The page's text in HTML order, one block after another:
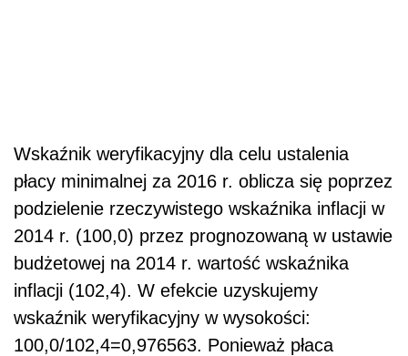
Wskaźnik weryfikacyjny dla celu ustalenia
płacy minimalnej za 2016 r. oblicza się poprzez
podzielenie rzeczywistego wskaźnika inflacji w
2014 r. (100,0) przez prognozowaną w ustawie
budżetowej na 2014 r. wartość wskaźnika
inflacji (102,4). W efekcie uzyskujemy
wskaźnik weryfikacyjny w wysokości:
100,0/102,4=0,976563. Ponieważ płaca